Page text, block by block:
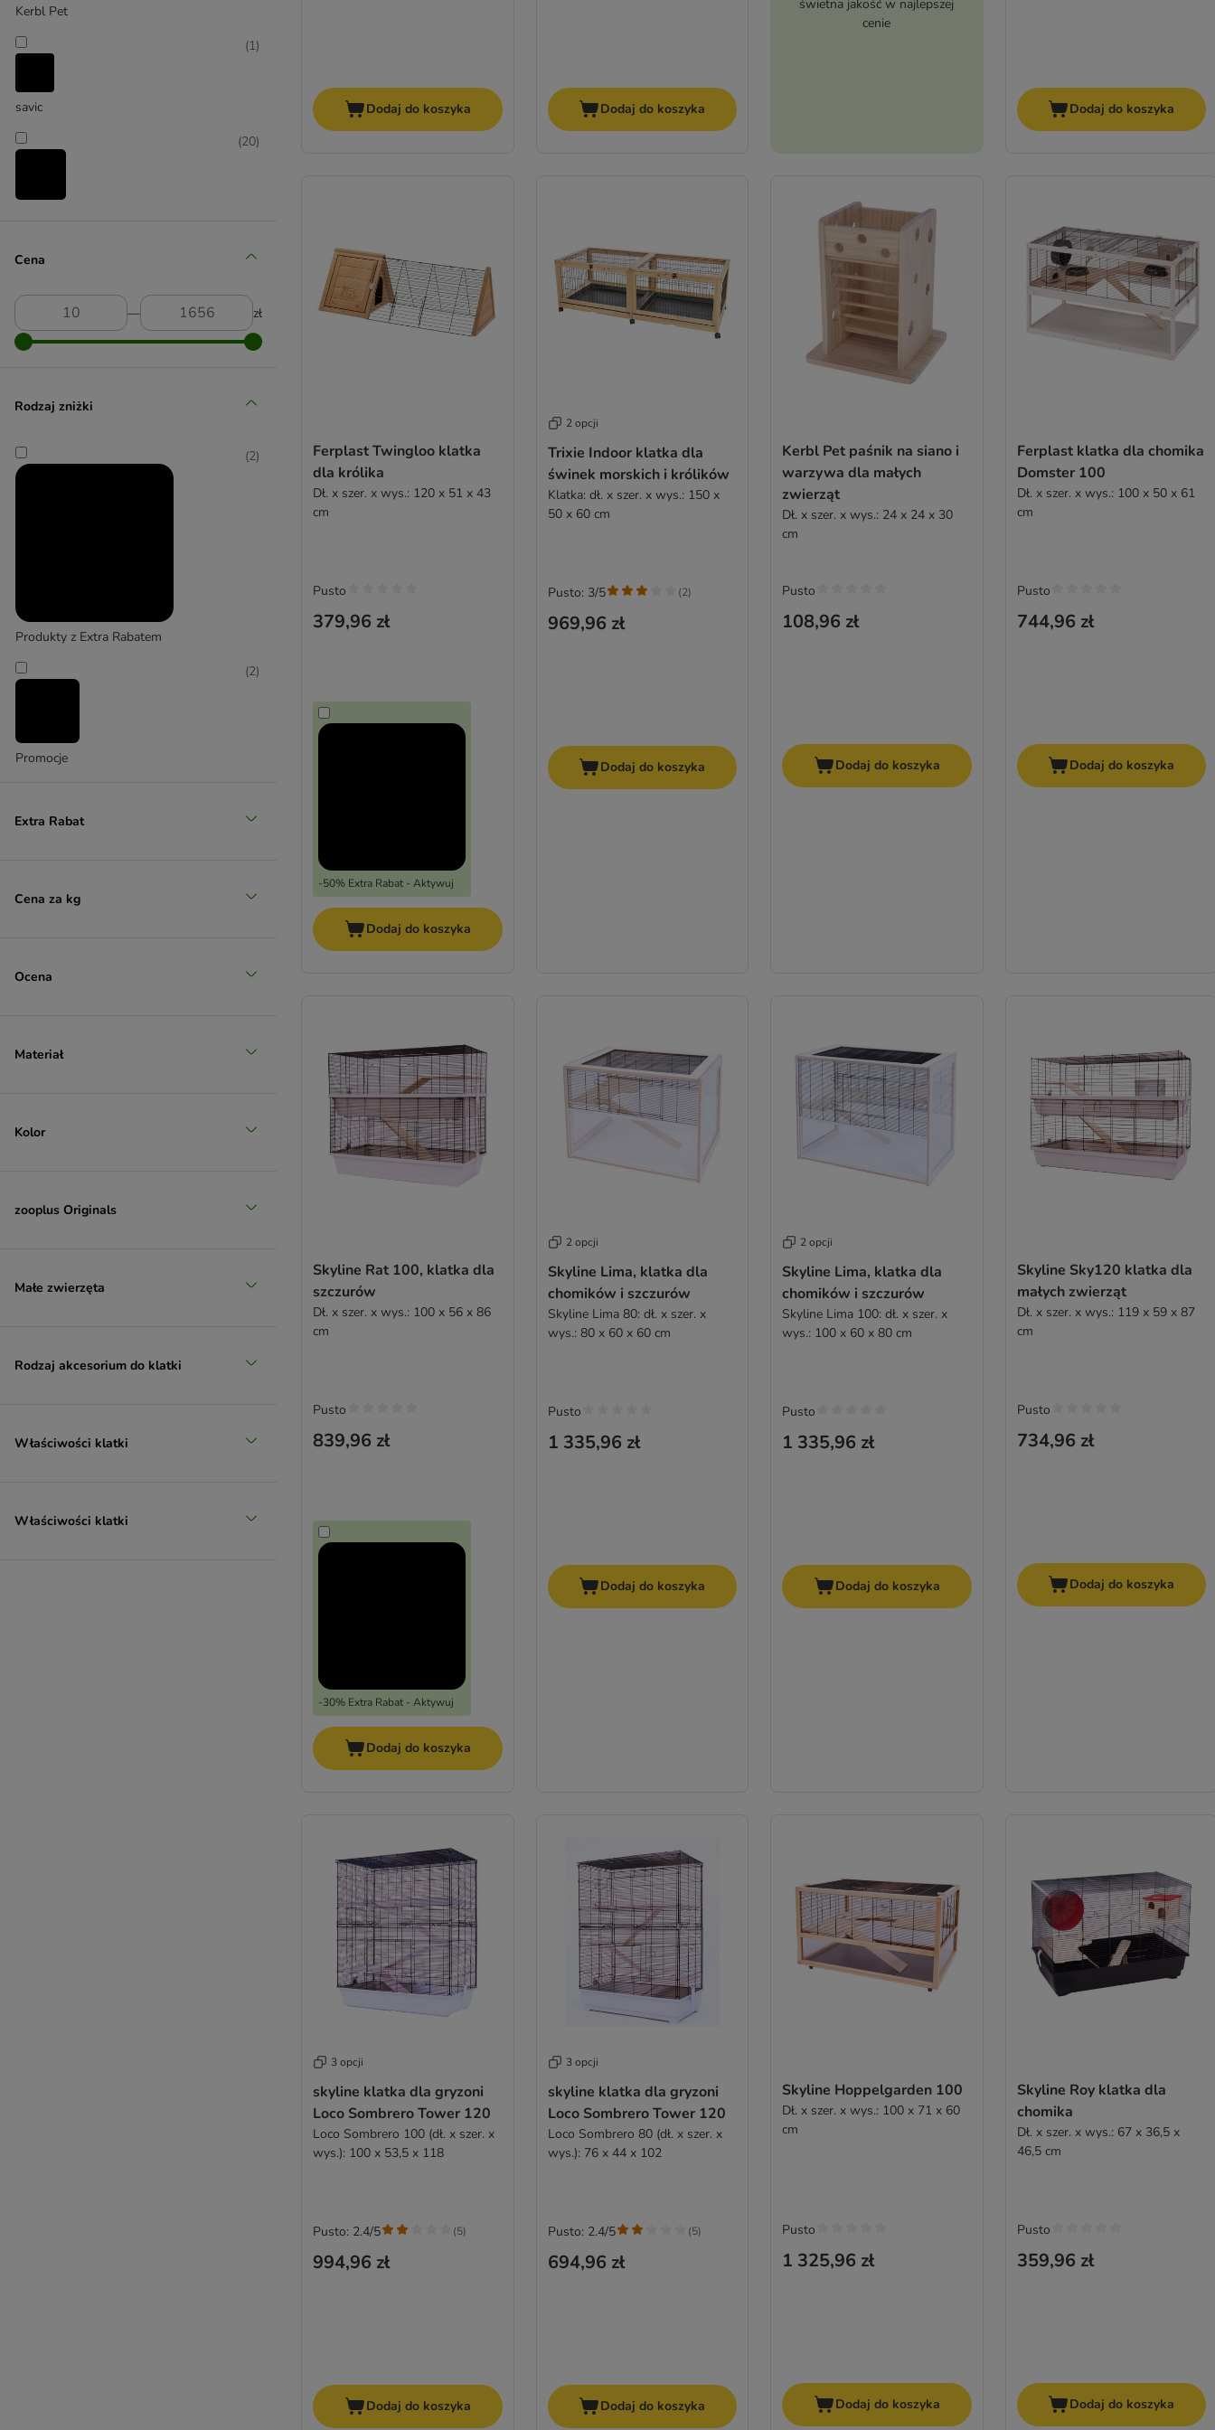
Kerbl Pet
savic
(1)
(20)
5
Trixie
(3)
Cena
― zł
Rodzaj zniżki
Produkty z Extra Rabatem
(2)
Promocje
(2)
Extra Rabat
Cena za kg
Ocena
Materiał
Kolor
zooplus Originals
Małe zwierzęta
Rodzaj akcesorium do klatki
Właściwości klatki
Właściwości klatki
Dodaj do koszyka Dodaj do koszyka
świetna jakość w najlepszej
cenie
Dodaj do koszyka
Ferplast Twingloo klatka
dla królika
Dł. x szer. x wys.: 120 x 51 x 43
cm
379,96 zł
-50% Extra Rabat - Aktywuj
Pusto
Dodaj do koszyka
2 opcji
Trixie Indoor klatka dla
świnek morskich i królików
Klatka: dł. x szer. x wys.: 150 x
50 x 60 cm
969,96 zł
Pusto: 3/5 (2)
Dodaj do koszyka
Kerbl Pet paśnik na siano i
warzywa dla małych
zwierząt
Dł. x szer. x wys.: 24 x 24 x 30
cm
108,96 zł
Pusto
Dodaj do koszyka
Ferplast klatka dla chomika
Domster 100
Dł. x szer. x wys.: 100 x 50 x 61
cm
744,96 zł
Pusto
Dodaj do koszyka
Skyline Rat 100, klatka dla
szczurów
Dł. x szer. x wys.: 100 x 56 x 86
cm
839,96 zł
-30% Extra Rabat - Aktywuj
Pusto
Dodaj do koszyka
2 opcji
Skyline Lima, klatka dla
chomików i szczurów
Skyline Lima 80: dł. x szer. x
wys.: 80 x 60 x 60 cm
1 335,96 zł
Pusto
Dodaj do koszyka
2 opcji
Skyline Lima, klatka dla
chomików i szczurów
Skyline Lima 100: dł. x szer. x
wys.: 100 x 60 x 80 cm
1 335,96 zł
Pusto
Dodaj do koszyka
Skyline Sky120 klatka dla
małych zwierząt
Dł. x szer. x wys.: 119 x 59 x 87
cm
734,96 zł
Pusto
Dodaj do koszyka
3 opcji
skyline klatka dla gryzoni
Loco Sombrero Tower 120
Loco Sombrero 100 (dł. x szer. x
wys.): 100 x 53,5 x 118
994,96 zł
Pusto: 2.4/5 (5)
Dodaj do koszyka
3 opcji
skyline klatka dla gryzoni
Loco Sombrero Tower 120
Loco Sombrero 80 (dł. x szer. x
wys.): 76 x 44 x 102
694,96 zł
Pusto: 2.4/5 (5)
Dodaj do koszyka
Skyline Hoppelgarden 100
Dł. x szer. x wys.: 100 x 71 x 60
cm
1 325,96 zł
Pusto
Dodaj do koszyka
Skyline Roy klatka dla
chomika
Dł. x szer. x wys.: 67 x 36,5 x
46,5 cm
359,96 zł
Pusto
Dodaj do koszyka